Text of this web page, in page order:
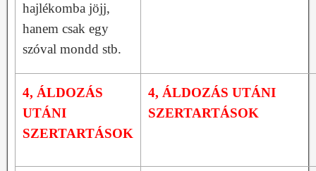
hajlékomba jöjj,
hanem csak egy
szóval mondd stb.
4, ÁLDOZÁS
UTÁNI
SZERTARTÁSOK
4, ÁLDOZÁS UTÁNI
SZERTARTÁSOK